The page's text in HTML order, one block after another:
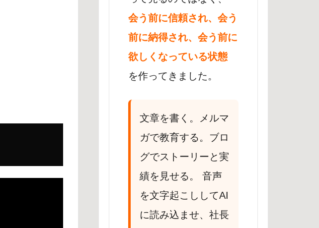
会う前に信頼され、会う
前に納得され、会う前に
欲しくなっている状態
を作ってきました。
文章を書く。メルマ
ガで教育する。ブロ
グでストーリーと実
績を見せる。 音声
を文字起こししてAI
に読み込ませ、社長